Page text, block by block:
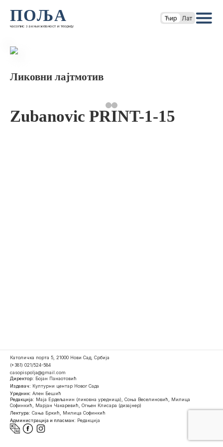
ПОЉА
часопис за књижевност и теорију
Ћир Лат
Ликовни лајтмотив
Zubanovic PRINT-1-15
Католичка порта 5, 21000 Нови Сад, Србија
(+381) 021/524-584
casopispolja@gmail.com
Директор: Бојан Панаотовић
Издавач: Културни центар Новог Сада
Уредник: Ален Бешић
Редакција: Маја Ердељанин (ликовна уредница), Соња Веселиновић, Милица
Софинкић, Марјан Чакаревић, Огњен Клисара (дизајнер)
Лектура: Сања Бркић, Милица Софинкић
Администрација и пласман: Редакција